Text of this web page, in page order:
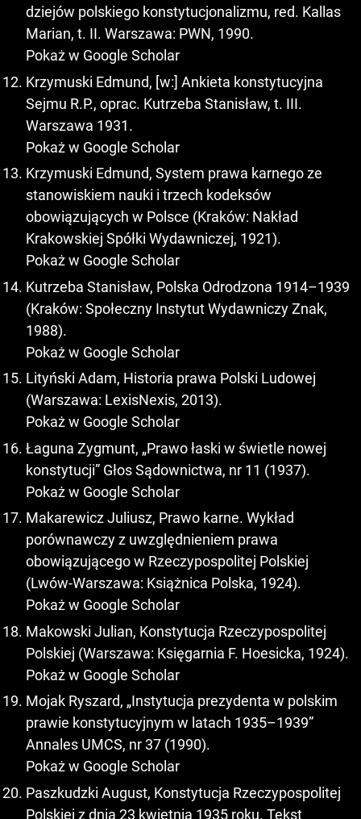
dziejów polskiego konstytucjonalizmu, red. Kallas
Marian, t. II. Warszawa: PWN, 1990.
Pokaż w Google Scholar
Krzymuski Edmund, [w:] Ankieta konstytucyjna
Sejmu R.P., oprac. Kutrzeba Stanisław, t. III.
Warszawa 1931.
Pokaż w Google Scholar
Krzymuski Edmund, System prawa karnego ze
stanowiskiem nauki i trzech kodeksów
obowiązujących w Polsce (Kraków: Nakład
Krakowskiej Spółki Wydawniczej, 1921).
Pokaż w Google Scholar
Kutrzeba Stanisław, Polska Odrodzona 1914–1939
(Kraków: Społeczny Instytut Wydawniczy Znak,
1988).
Pokaż w Google Scholar
Lityński Adam, Historia prawa Polski Ludowej
(Warszawa: LexisNexis, 2013).
Pokaż w Google Scholar
Łaguna Zygmunt, „Prawo łaski w świetle nowej
konstytucji” Głos Sądownictwa, nr 11 (1937).
Pokaż w Google Scholar
Makarewicz Juliusz, Prawo karne. Wykład
porównawczy z uwzględnieniem prawa
obowiązującego w Rzeczypospolitej Polskiej
(Lwów-Warszawa: Książnica Polska, 1924).
Pokaż w Google Scholar
Makowski Julian, Konstytucja Rzeczypospolitej
Polskiej (Warszawa: Księgarnia F. Hoesicka, 1924).
Pokaż w Google Scholar
Mojak Ryszard, „Instytucja prezydenta w polskim
prawie konstytucyjnym w latach 1935–1939”
Annales UMCS, nr 37 (1990).
Pokaż w Google Scholar
Paszkudzki August, Konstytucja Rzeczypospolitej
Polskiej z dnia 23 kwietnia 1935 roku. Tekst